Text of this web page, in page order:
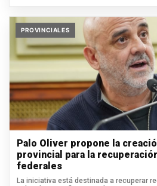
PROVINCIALES
Palo Oliver propone la
provincial para la
federales
La iniciativa está destinada a recuperar